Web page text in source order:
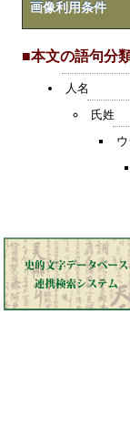
画像利用条件
■本文の語句分
人名
氏姓